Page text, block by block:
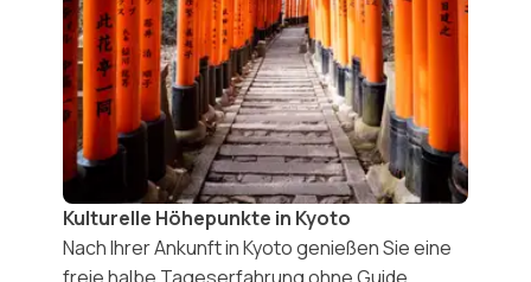
Kulturelle Höhepunkte in Kyoto
Nach Ihrer Ankunft in Kyoto genießen Sie eine